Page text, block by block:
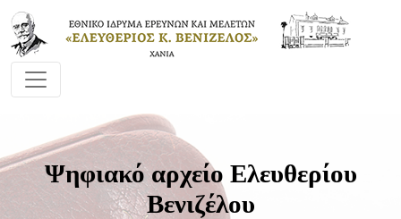
Ψηφιακό αρχείο Ελευθερίου
Βενιζέλου